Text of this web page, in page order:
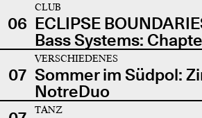
06
CLUB
ECLIPSE
Bass Systems:
07
VERSCHIEDENES
Sommer im Südpol:
NotreDuo
TANZ